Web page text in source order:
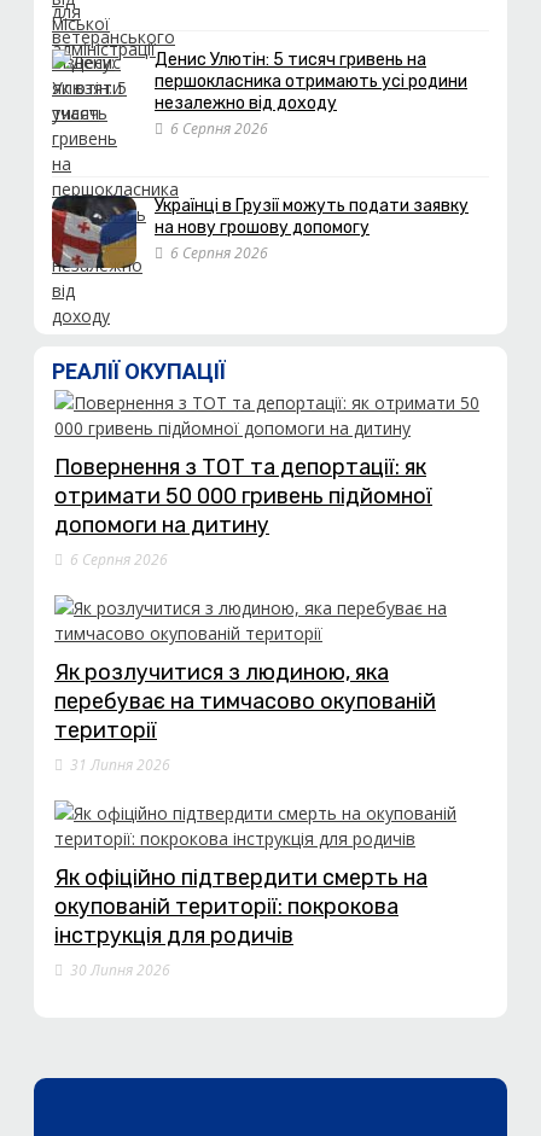
Денис Улютін: 5 тисяч гривень на
першокласника отримають усі родини
незалежно від доходу
6 Серпня 2026
Українці в Грузії можуть подати заявку
на нову грошову допомогу
6 Серпня 2026
РЕАЛІЇ ОКУПАЦІЇ
Повернення з ТОТ та депортації: як
отримати 50 000 гривень підйомної
допомоги на дитину
6 Серпня 2026
Як розлучитися з людиною, яка
перебуває на тимчасово окупованій
території
31 Липня 2026
Як офіційно підтвердити смерть на
окупованій території: покрокова
інструкція для родичів
30 Липня 2026